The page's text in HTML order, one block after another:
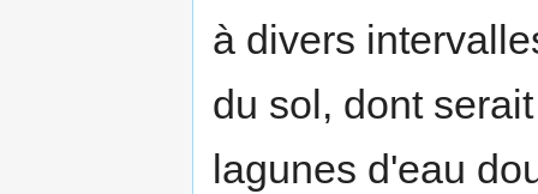
à divers
du sol, dont
lagunes d'eau